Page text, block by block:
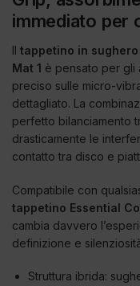
immediato per
Il tappetino in
Mat 1 è pensato per gli
preciso sulle micro-
dettagliato. La
perfetto bilanciamento
drasticamente le
contatto tra disco e
Compatibile con
tappetino Essential
cambia davvero
definizione e
Struttura ibrida: